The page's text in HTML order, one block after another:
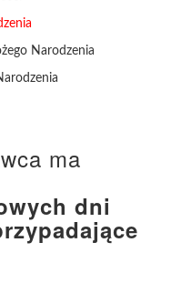
Narodzenia
ma
dni